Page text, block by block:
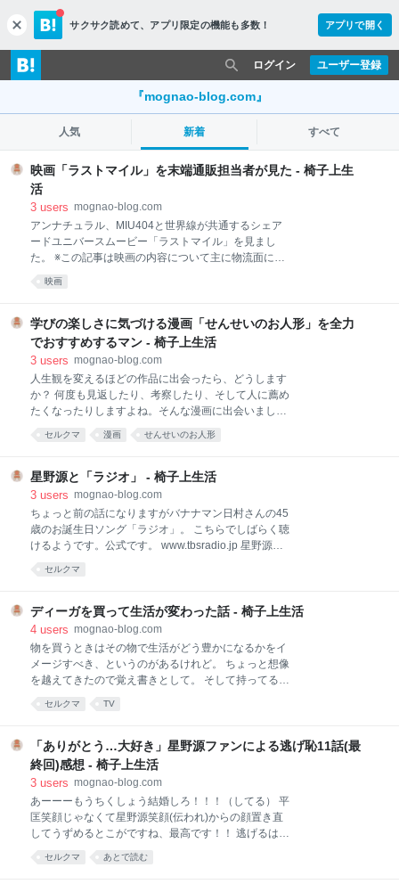
c
l
o
s
サクサク読めて、 アプリ限定の機能も多数！ アプリで開く
ユーザー登録
ログイン
『mognao-blog.com』
人気 新着 すべて
映画「ラストマイル」を末端通販担当者が見た - 椅子上生
活
3 users mognao-blog.com
アンナチュラル、MIU404と世界線が共通するシェア
ードユニバースムービー「ラストマイル」を見まし
た。 ※この記事は映画の内容について主に物流面につ
いて触れています。 一切のネタバレが嫌な方はお気を
つけください。 見る前、アンナチュラルやMIU404の
持ちと同時に、野木亜紀子が描く「物流」の映画…何
を突きつけられるのだろう、怖い、と思っていまし
た。 わたしは仕事で小規模ながら通信販売の業務に関
「物流の2024年問題」は通販業界ではかなりの頻出ワ
ード。 物流業界では配達の末端(営業所から各家庭に
個別に届けるところ)を担う部分は「ラストワンマイ
ル」と呼ばれているのですが、そのラストワンマイル
外労
映画
学びの楽しさに気づける漫画「せんせいのお人形」を全力
でおすすめするマン - 椅子上生活
3 users mognao-blog.com
人生観を変えるほどの作品に出会ったら、どうします
か？ 何度も見返したり、考察したり、そして人に薦め
たくなったりしますよね。そんな漫画に出会いまし
https://www.comico.jp/comic/130?languageCode=ja
に出会ってよかったと思っている漫画です。 子育て
や、誰かに教えるということをしている人、教育関係
の人、今教育を受けている学生さんにも読んで欲し
い。 わたしも学生時代に読んだら、興味の無い授業を
また違った視点で聴けたかな？という、そんな漫画で
評判など 4.せんせいのお人形は無料で読める 1.どうい
棄を受けていた 身寄りのない女子高生・スミカ。 名門
女子高の倫理教師
セルクマ 漫画 せんせいのお人形
星野源と「ラジオ」 - 椅子上生活
3 users mognao-blog.com
ちょっと前の話になりますがバナナマン日村さんの45
歳のお誕生日ソング「ラジオ」。 こちらでしばらく聴
けるようです。公式です。 www.tbsradio.jp 星野源・
ANN pic.twitter.com/3EAeB99K8X— 星野源 Gen
ちら 毎年日村さんにお誕生日ソング作ってるそうです
が(全部は知らない)、去年は知らずに過ぎてしまった
ので今年は気合入れてバナナムーン聴きました！ もう
7年目ということは、ソロデビュー直後から？ 毎年一
人の人に同じテーマで曲作ってるんだからネタが尽き
ってお祝いもして、本当にすごいですね…。(曲も良
りえない。名前だけ入れ
セルクマ
ディーガを買って生活が変わった話 - 椅子上生活
4 users mognao-blog.com
物を買うときはその物で生活がどう豊かになるかをイ
メージすべき、というのがあるけれど。 ちょっと想像
を越えてきたので覚え書きとして。 そして持ってるけ
いうかダイレクトマーケティングしますね。パナソニ
テレビを持っていたので、テレビに録画機能が付いて
いてそれを使って今まで困ることがありませんでし
た。 ただ、昨年末にドラマ「逃げ恥」を見ていて「こ
DVDに落としてずっと見返すべき！」という気持ちが
湧いてBDハードディスクレコーダーを買うことになり
ました。 それで調べたところ、レコーダーは
PanasonicのDIGAのほぼ一強という事実がわかってき
セルクマ TV
「ありがとう…大好き」星野源ファンによる逃げ恥11話(最
終回)感想 - 椅子上生活
3 users mognao-blog.com
あーーーもうちくしょう結婚しろ！！！（してる） 平
匡笑顔じゃなくて星野源笑顔(伝われ)からの顔置き直
してうずめるとこがですね、最高です！！ 逃げるは恥
だが役に立つ最終話感想(ネタバレ) 終わっちゃいまし
たね、逃げ恥。 始まった当初はこんなに視聴率上がっ
セルクマ あとで読む